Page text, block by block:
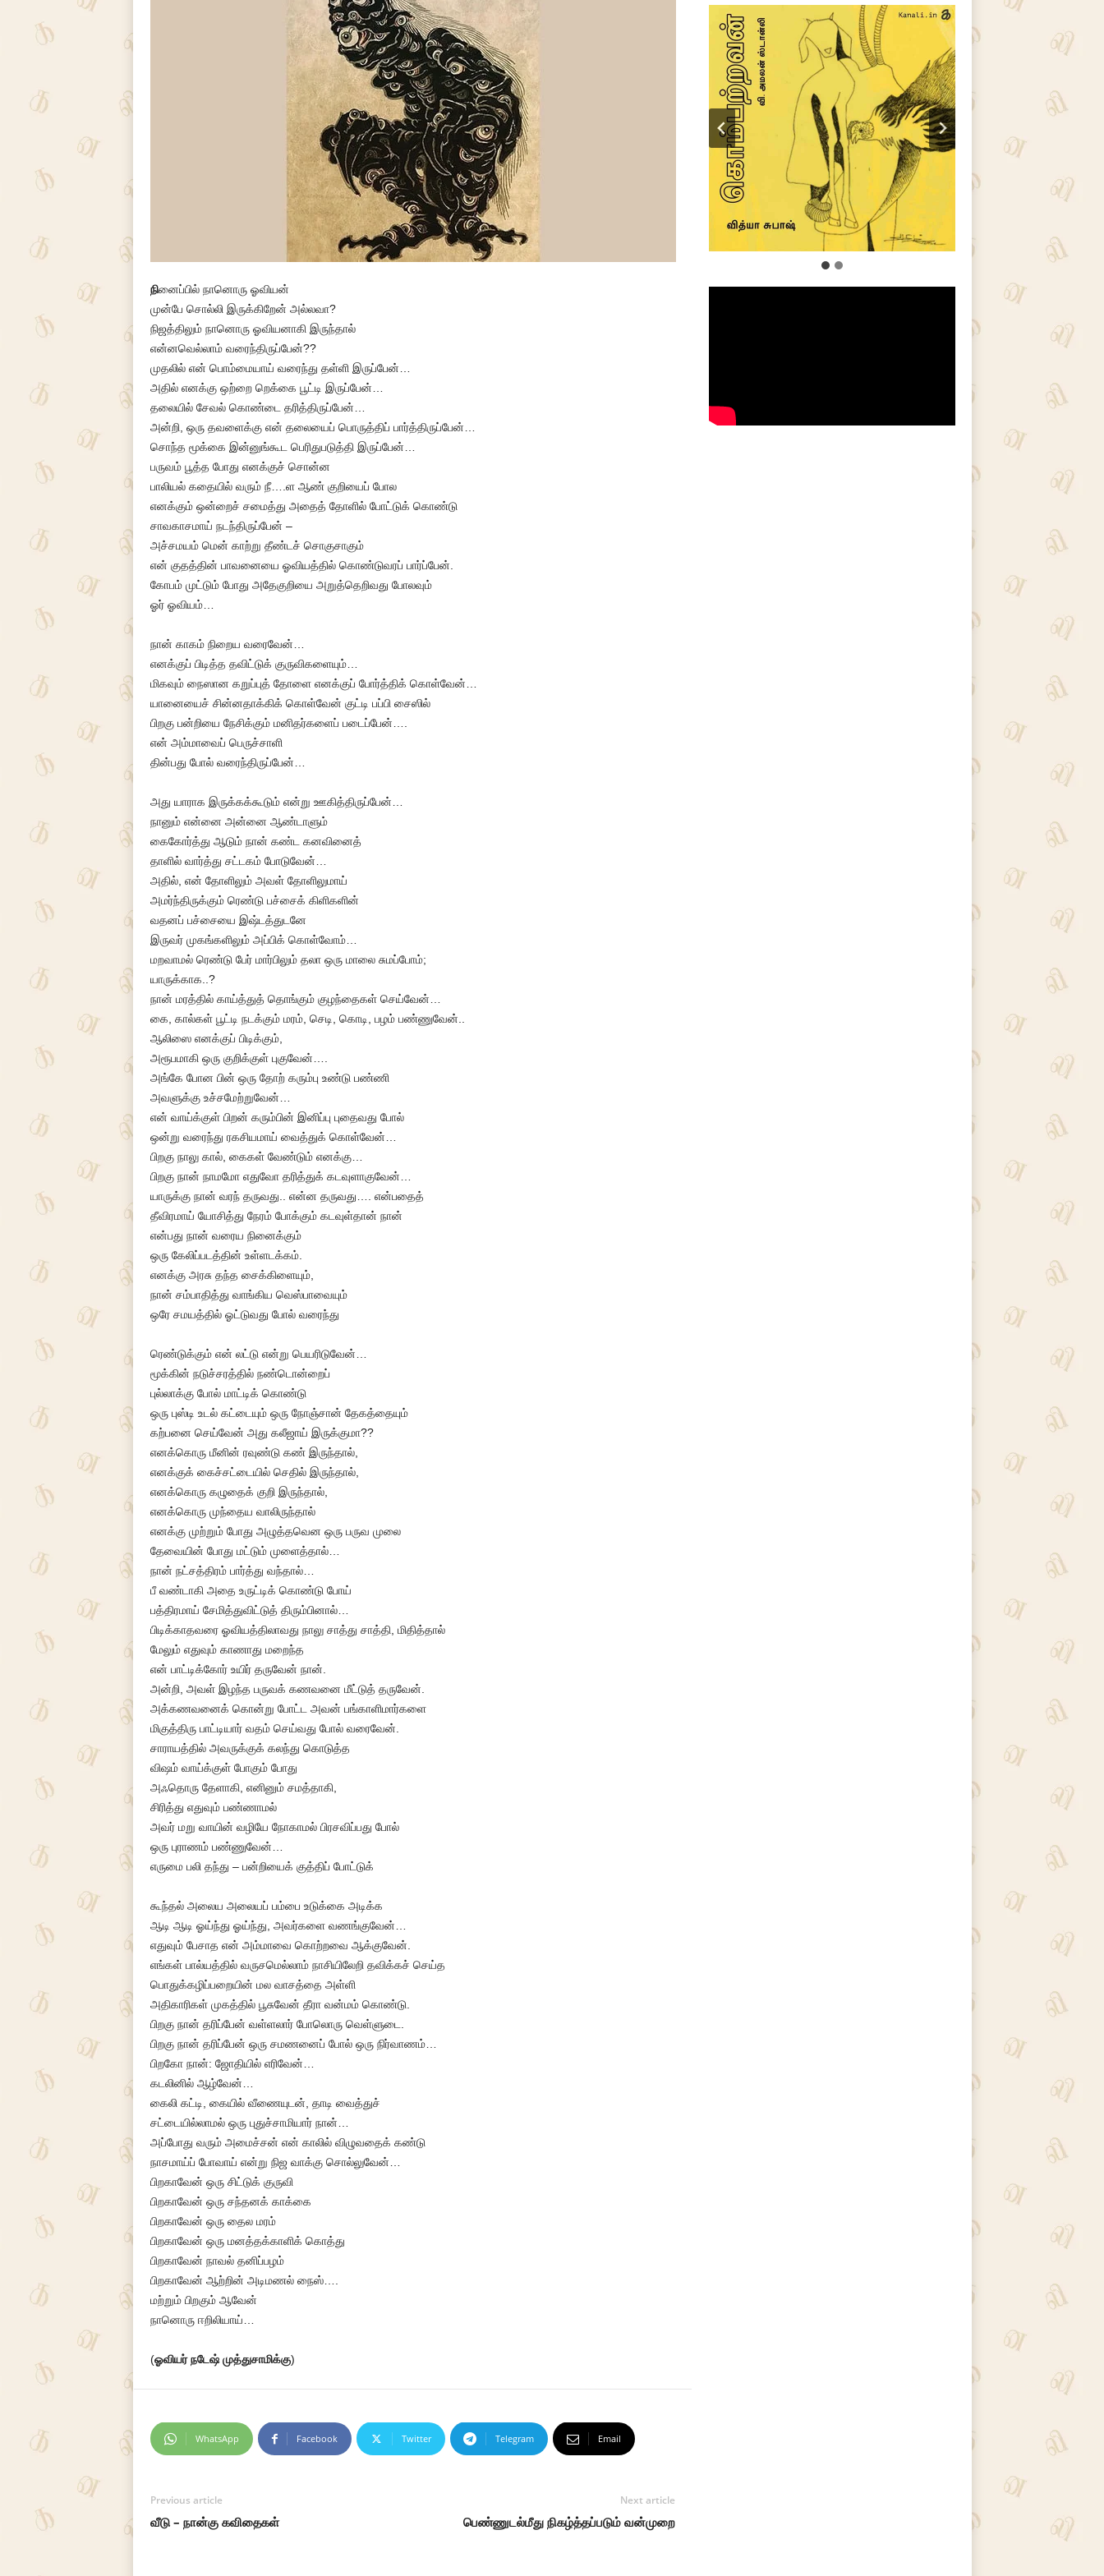
நினைப்பில் நானொரு ஓவியன்
முன்பே சொல்லி இருக்கிறேன் அல்லவா?
நிஜத்திலும் நானொரு ஓவியனாகி இருந்தால்
என்னவெல்லாம் வரைந்திருப்பேன்??
முதலில் என் பொம்மையாய் வரைந்து தள்ளி இருப்பேன்…
அதில் எனக்கு ஒற்றை றெக்கை பூட்டி இருப்பேன்…
தலையில் சேவல் கொண்டை தரித்திருப்பேன்…
அன்றி, ஒரு தவளைக்கு என் தலையைப் பொருத்திப் பார்த்திருப்பேன்…
சொந்த மூக்கை இன்னுங்கூட பெரிதுபடுத்தி இருப்பேன்…
பருவம் பூத்த போது எனக்குச் சொன்ன
பாலியல் கதையில் வரும் நீ….ள ஆண் குறியைப் போல
எனக்கும் ஒன்றைச் சமைத்து அதைத் தோளில் போட்டுக் கொண்டு
சாவகாசமாய் நடந்திருப்பேன் –
அச்சமயம் மென் காற்று தீண்டச் சொகுசாகும்
என் குதத்தின் பாவனையை ஓவியத்தில் கொண்டுவரப் பார்ப்பேன்.
கோபம் முட்டும் போது அதேகுறியை அறுத்தெறிவது போலவும்
ஓர் ஓவியம்…
நான் காகம் நிறைய வரைவேன்…
எனக்குப் பிடித்த தவிட்டுக் குருவிகளையும்…
மிகவும் நைஸான கறுப்புத் தோளை எனக்குப் போர்த்திக் கொள்வேன்…
யானையைச் சின்னதாக்கிக் கொள்வேன் குட்டி பப்பி சைஸில்
பிறகு பன்றியை நேசிக்கும் மனிதர்களைப் படைப்பேன்….
என் அம்மாவைப் பெருச்சாளி
தின்பது போல் வரைந்திருப்பேன்…
அது யாராக இருக்கக்கூடும் என்று ஊகித்திருப்பேன்…
நானும் என்னை அன்னை ஆண்டாளும்
கைகோர்த்து ஆடும் நான் கண்ட கனவினைத்
தாளில் வார்த்து சட்டகம் போடுவேன்…
அதில், என் தோளிலும் அவள் தோளிலுமாய்
அமர்ந்திருக்கும் ரெண்டு பச்சைக் கிளிகளின்
வதனப் பச்சையை இஷ்டத்துடனே
இருவர் முகங்களிலும் அப்பிக் கொள்வோம்…
மறவாமல் ரெண்டு பேர் மார்பிலும் தலா ஒரு மாலை சுமப்போம்;
யாருக்காக..?
நான் மரத்தில் காய்த்துத் தொங்கும் குழந்தைகள் செய்வேன்…
கை, கால்கள் பூட்டி நடக்கும் மரம், செடி, கொடி, பழம் பண்ணுவேன்..
ஆலிஸை எனக்குப் பிடிக்கும்,
அரூபமாகி ஒரு குறிக்குள் புகுவேன்….
அங்கே போன பின் ஒரு தோற் கரும்பு உண்டு பண்ணி
அவளுக்கு உச்சமேற்றுவேன்…
என் வாய்க்குள் பிறன் கரும்பின் இனிப்பு புதைவது போல்
ஒன்று வரைந்து ரகசியமாய் வைத்துக் கொள்வேன்…
பிறகு நாலு கால், கைகள் வேண்டும் எனக்கு…
பிறகு நான் நாமமோ எதுவோ தரித்துக் கடவுளாகுவேன்…
யாருக்கு நான் வரந் தருவது.. என்ன தருவது…. என்பதைத்
தீவிரமாய் யோசித்து நேரம் போக்கும் கடவுள்தான் நான்
என்பது நான் வரைய நினைக்கும்
ஒரு கேலிப்படத்தின் உள்ளடக்கம்.
எனக்கு அரசு தந்த சைக்கிளையும்,
நான் சம்பாதித்து வாங்கிய வெஸ்பாவையும்
ஒரே சமயத்தில் ஓட்டுவது போல் வரைந்து
ரெண்டுக்கும் என் லட்டு என்று பெயரிடுவேன்…
மூக்கின் நடுச்சரத்தில் நண்டொன்றைப்
புல்லாக்கு போல் மாட்டிக் கொண்டு
ஒரு புஸ்டி உடல் கட்டையும் ஒரு நோஞ்சான் தேகத்தையும்
கற்பனை செய்வேன் அது கலீஜாய் இருக்குமா??
எனக்கொரு மீனின் ரவுண்டு கண் இருந்தால்,
எனக்குக் கைச்சட்டையில் செதில் இருந்தால்,
எனக்கொரு கழுதைக் குறி இருந்தால்,
எனக்கொரு முந்தைய வாலிருந்தால்
எனக்கு முற்றும் போது அழுத்தவென ஒரு பருவ முலை
தேவையின் போது மட்டும் முளைத்தால்…
நான் நட்சத்திரம் பார்த்து வந்தால்…
பீ வண்டாகி அதை உருட்டிக் கொண்டு போய்
பத்திரமாய் சேமித்துவிட்டுத் திரும்பினால்…
பிடிக்காதவரை ஓவியத்திலாவது நாலு சாத்து சாத்தி, மிதித்தால்
மேலும் எதுவும் காணாது மறைந்த
என் பாட்டிக்கோர் உயிர் தருவேன் நான்.
அன்றி, அவள் இழந்த பருவக் கணவனை மீட்டுத் தருவேன்.
அக்கணவனைக் கொன்று போட்ட அவன் பங்காளிமார்களை
மிகுத்திரு பாட்டியார் வதம் செய்வது போல் வரைவேன்.
சாராயத்தில் அவருக்குக் கலந்து கொடுத்த
விஷம் வாய்க்குள் போகும் போது
அஃதொரு தேளாகி, எனினும் சமத்தாகி,
சிரித்து எதுவும் பண்ணாமல்
அவர் மறு வாயின் வழியே நோகாமல் பிரசவிப்பது போல்
ஒரு புராணம் பண்ணுவேன்…
எருமை பலி தந்து – பன்றியைக் குத்திப் போட்டுக்
கூந்தல் அலைய அலையப் பம்பை உடுக்கை அடிக்க
ஆடி ஆடி ஓய்ந்து ஓய்ந்து, அவர்களை வணங்குவேன்…
எதுவும் பேசாத என் அம்மாவை கொற்றவை ஆக்குவேன்.
எங்கள் பால்யத்தில் வருசமெல்லாம் நாசியிலேறி தவிக்கச் செய்த
பொதுக்கழிப்பறையின் மல வாசத்தை அள்ளி
அதிகாரிகள் முகத்தில் பூசுவேன் தீரா வன்மம் கொண்டு.
பிறகு நான் தரிப்பேன் வள்ளலார் போலொரு வெள்ளுடை.
பிறகு நான் தரிப்பேன் ஒரு சமணனைப் போல் ஒரு நிர்வாணம்…
பிறகோ நான்: ஜோதியில் எரிவேன்…
கடலினில் ஆழ்வேன்…
கைலி கட்டி, கையில் வீணையுடன், தாடி வைத்துச்
சட்டையில்லாமல் ஒரு புதுச்சாமியார் நான்…
அப்போது வரும் அமைச்சன் என் காலில் விழுவதைக் கண்டு
நாசமாய்ப் போவாய் என்று நிஜ வாக்கு சொல்லுவேன்…
பிறகாவேன் ஒரு சிட்டுக் குருவி
பிறகாவேன் ஒரு சந்தனக் காக்கை
பிறகாவேன் ஒரு தைல மரம்
பிறகாவேன் ஒரு மனத்தக்காளிக் கொத்து
பிறகாவேன் நாவல் தனிப்பழம்
பிறகாவேன் ஆற்றின் அடிமணல் நைஸ்….
மற்றும் பிறகும் ஆவேன்
நானொரு ஈறிலியாய்…
(ஓவியர் நடேஷ் முத்துசாமிக்கு)
WhatsApp Facebook Twitter Telegram Email
Previous article
வீடு – நான்கு கவிதைகள்
Next article
பெண்ணுடல்மீது நிகழ்த்தப்படும் வன்முறை